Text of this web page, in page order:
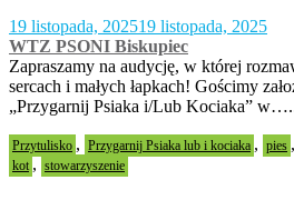
19 listopada, 202519 listopada, 2025
WTZ PSONI Biskupiec
Zapraszamy na audycję, w której
sercach i małych łapkach! Gościmy
„Przygarnij Psiaka i/Lub Kociaka”
Przytulisko , Przygarnij Psiaka lub i kociaka , pies ,
kot , stowarzyszenie